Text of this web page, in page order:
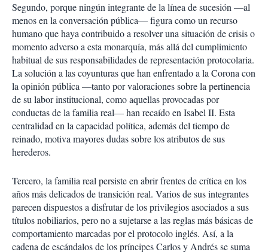
Segundo, porque ningún integrante de la línea de sucesión —al
menos en la conversación pública— figura como un recurso
humano que haya contribuido a resolver una situación de crisis o
momento adverso a esta monarquía, más allá del cumplimiento
habitual de sus responsabilidades de representación protocolaria.
La solución a las coyunturas que han enfrentado a la Corona con
la opinión pública —tanto por valoraciones sobre la pertinencia
de su labor institucional, como aquellas provocadas por
conductas de la familia real— han recaído en Isabel II. Esta
centralidad en la capacidad política, además del tiempo de
reinado, motiva mayores dudas sobre los atributos de sus
herederos.
Tercero, la familia real persiste en abrir frentes de crítica en los
años más delicados de transición real. Varios de sus integrantes
parecen dispuestos a disfrutar de los privilegios asociados a sus
títulos nobiliarios, pero no a sujetarse a las reglas más básicas de
comportamiento marcadas por el protocolo inglés. Así, a la
cadena de escándalos de los príncipes Carlos y Andrés se suma